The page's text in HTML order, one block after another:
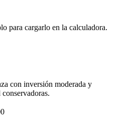
para cargarlo en la calculadora.
con inversión moderada y